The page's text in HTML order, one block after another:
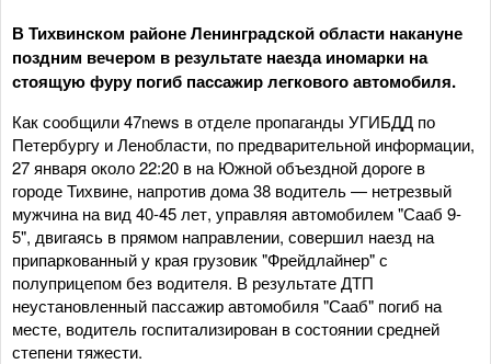
В Тихвинском районе Ленинградской области накануне
поздним вечером в результате наезда иномарки на
стоящую фуру погиб пассажир легкового автомобиля.
Как сообщили 47news в отделе пропаганды УГИБДД по
Петербургу и Ленобласти, по предварительной информации,
27 января около 22:20 в на Южной объездной дороге в
городе Тихвине, напротив дома 38 водитель — нетрезвый
мужчина на вид 40-45 лет, управляя автомобилем "Сааб 9-
5", двигаясь в прямом направлении, совершил наезд на
припаркованный у края грузовик "Фрейдлайнер" с
полуприцепом без водителя. В результате ДТП
неустановленный пассажир автомобиля "Сааб" погиб на
месте, водитель госпитализирован в состоянии средней
степени тяжести.